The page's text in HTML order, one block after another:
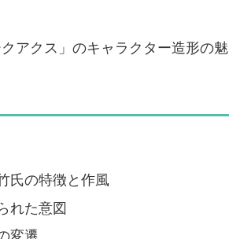
アクス」のキャラクター造形の魅
氏の特徴と作風
れた意図